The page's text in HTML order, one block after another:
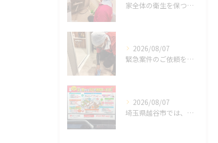
家全体の衛生を保つ鍵。
2026/08/07
緊急案件のご依頼をいただきました。
2026/08/07
埼玉県越谷市では、働きながら子育てをする家庭が増える中、ハウ...